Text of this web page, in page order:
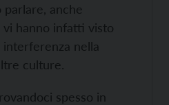
parlare, anche
vi hanno infatti visto
nella
culture.
spesso in